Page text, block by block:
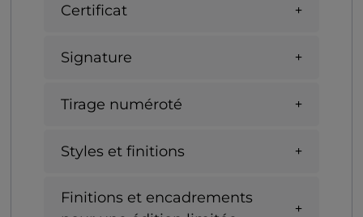
Certificat
Signature
Tirage numéroté
Styles et finitions
Finitions et encadrements